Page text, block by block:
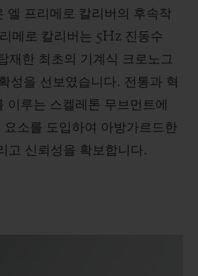
엘 프리메로 칼리버의 후속작
메로 칼리버는 5Hz 진동수
한 최초의 기계식 크로노그
성을 선보였습니다. 전통과 혁
이루는 스켈레톤 무브먼트에
소를 도입하여 아방가르드한
고 신뢰성을 확보합니다.